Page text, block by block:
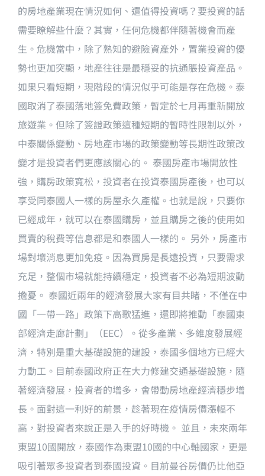
的房地產業現在情況如何、還值得投資嗎？要投資的話
需要瞭解些什麼？其實，任何危機都伴隨著機會而產
生。危機當中，除了熟知的避險資產外，置業投資的優
勢也更加突顯，地產往往是最穩妥的抗通脹投資產品。
如果只看短期，現階段的情況似乎可能是存在危機。泰
國取消了泰國落地簽免費政策，暫定於七月再重新開放
旅遊業。但除了簽證政策這種短期的暫時性限制以外，
中泰關係變動、房地產市場的政策變動等長期性政策改
變才是投資者們更應該關心的。 泰國房產市場開放性
強，購房政策寬松，投資者在投資泰國房產後，也可以
享受同泰國人一樣的房屋永久產權。也就是說，只要你
已經成年，就可以在泰國購房，並且購房之後的使用如
買賣的稅費等信息都是和泰國人一樣的。 另外，房產市
場對壞消息更加免疫。因為買房是長遠投資，只要需求
充足，整個市場就能持續穩定，投資者不必為短期波動
擔憂。 泰國近兩年的經濟發展大家有目共睹，不僅在中
國「一帶一路」政策下高歌猛進，還即將推動「泰國東
部經濟走廊計劃」（EEC）。從多產業、多維度發展經
濟，特別是重大基礎設施的建設，泰國多個地方已經大
力動工。目前泰國政府正在大力修建交通基礎設施，隨
著經濟發展，投資者的增多，會帶動房地產經濟穩步增
長。面對這一利好的前景，趁著現在疫情房價漲幅不
高，對投資者來說正是入手的好時機。 並且，未來兩年
東盟10國開放，泰國作為東盟10國的中心軸國家，更是
吸引著眾多投資者到泰國投資。目前曼谷房價仍比他亞